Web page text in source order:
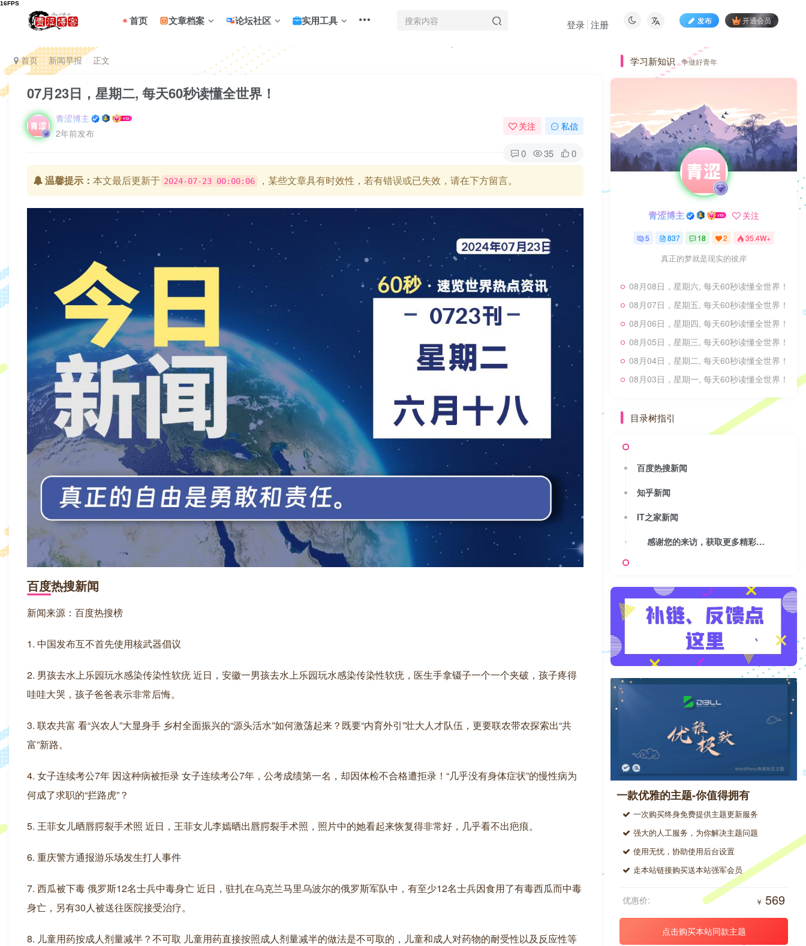
首页 文章档案 论坛社区 实用工具 发布 开通会员
登录 注册
首页 新闻早报 正文
07月23日，星期二, 每天60秒读懂全世界！
青涩博主
2年前发布
关注 私信
0 35 0
温馨提示： 本文最后更新于 2024-07-23 00:00:06 ，某些文章具有时效性，若有错误或已失效，请在下方留言。
百度热搜新闻
新闻来源：百度热搜榜
1. 中国发布互不首先使用核武器倡议
2. 男孩去水上乐园玩水感染传染性软疣 近日，安徽一男孩去水上乐园玩水感染传染性软疣，医生手拿镊子一个一个夹破，孩子疼得
哇哇大哭，孩子爸爸表示非常后悔。
3. 联农共富 看“兴农人”大显身手 乡村全面振兴的“源头活水”如何激荡起来？既要“内育外引”壮大人才队伍，更要联农带农探索出“共
富”新路。
4. 女子连续考公7年 因这种病被拒录 女子连续考公7年，公考成绩第一名，却因体检不合格遭拒录！“几乎没有身体症状”的慢性病为
何成了求职的“拦路虎”？
5. 王菲女儿晒唇腭裂手术照 近日，王菲女儿李嫣晒出唇腭裂手术照，照片中的她看起来恢复得非常好，几乎看不出疤痕。
6. 重庆警方通报游乐场发生打人事件
7. 西瓜被下毒 俄罗斯12名士兵中毒身亡 近日，驻扎在乌克兰马里乌波尔的俄罗斯军队中，有至少12名士兵因食用了有毒西瓜而中毒
身亡，另有30人被送往医院接受治疗。
8. 儿童用药按成人剂量减半？不可取 儿童用药直接按照成人剂量减半的做法是不可取的，儿童和成人对药物的耐受性以及反应性等
学习新知识 争做好青年
青涩博主 关注
5 837 18 2 35.4W+
真正的梦就是现实的彼岸
08月08日，星期六, 每天60秒读懂全世界！
08月07日，星期五, 每天60秒读懂全世界！
08月06日，星期四, 每天60秒读懂全世界！
08月05日，星期三, 每天60秒读懂全世界！
08月04日，星期二, 每天60秒读懂全世界！
08月03日，星期一, 每天60秒读懂全世界！
目录树指引
百度热搜新闻
知乎新闻
IT之家新闻
感谢您的来访，获取更多精彩文章请收藏本站。
一款优雅的主题-你值得拥有
一次购买终身免费提供主题更新服务
强大的人工服务，为你解决主题问题
使用无忧，协助使用后台设置
走本站链接购买送本站强军会员
￥ 569
优惠价:
点击购买本站同款主题